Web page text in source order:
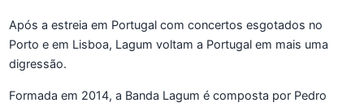
Após a estreia em Portugal com concertos esgotados no
Porto e em Lisboa, Lagum voltam a Portugal em mais uma
digressão.
Formada em 2014, a Banda Lagum é composta por Pedro